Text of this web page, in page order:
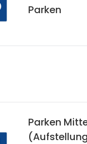
Parken
Parken